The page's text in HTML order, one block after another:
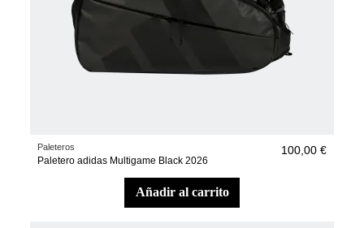
Paleteros
Paletero adidas Multigame Black 2026
100,00 €
añadir al carrito